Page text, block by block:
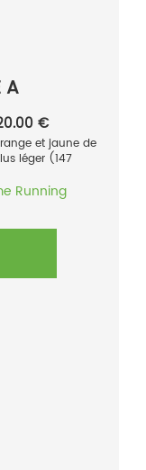
A
€
et jaune de
léger (147
Running